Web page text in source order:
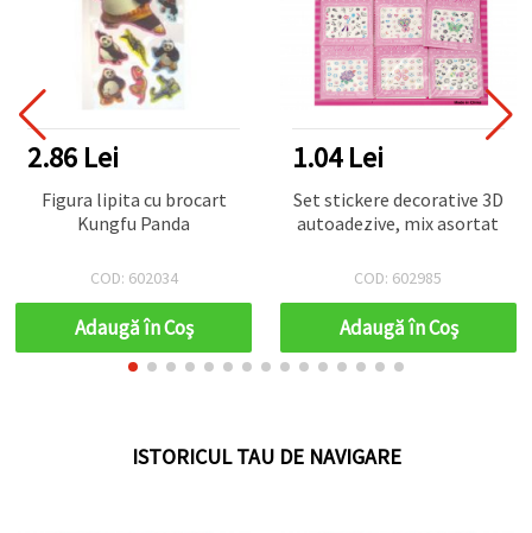
2.86 Lei
Figura lipita cu brocart
Kungfu Panda
COD: 602034
Adaugă în Coş
1.04 Lei
Set stickere decorative 3D
autoadezive, mix asortat
COD: 602985
Adaugă în Coş
ISTORICUL TAU DE NAVIGARE